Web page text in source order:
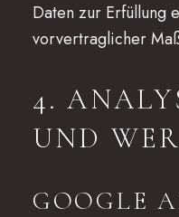
Daten zur Erfüllung
vorvertraglicher
4.
UND
GOOGLE